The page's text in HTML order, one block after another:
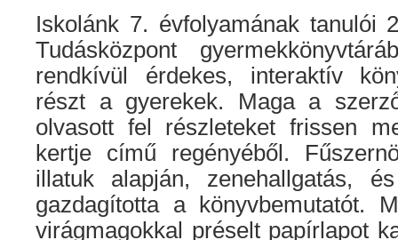
Iskolánk 7. évfolyamának tanulói
Tudásközpont
rendkívül érdekes, interaktív
részt a gyerekek. Maga a
olvasott fel részleteket frissen
kertje című regényéből.
illatuk alapján, zenehallgatás,
gazdagította a könyvbemutatót.
virágmagokkal préselt papírlapot